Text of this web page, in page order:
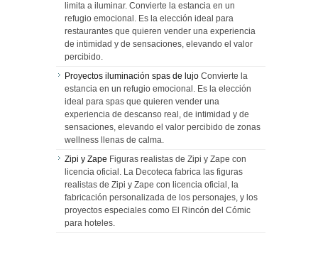
limita a iluminar. Convierte la estancia en un
refugio emocional. Es la elección ideal para
restaurantes que quieren vender una experiencia
de intimidad y de sensaciones, elevando el valor
percibido.
Proyectos iluminación spas de lujo Convierte la
estancia en un refugio emocional. Es la elección
ideal para spas que quieren vender una
experiencia de descanso real, de intimidad y de
sensaciones, elevando el valor percibido de zonas
wellness llenas de calma.
Zipi y Zape Figuras realistas de Zipi y Zape con
licencia oficial. La Decoteca fabrica las figuras
realistas de Zipi y Zape con licencia oficial, la
fabricación personalizada de los personajes, y los
proyectos especiales como El Rincón del Cómic
para hoteles.